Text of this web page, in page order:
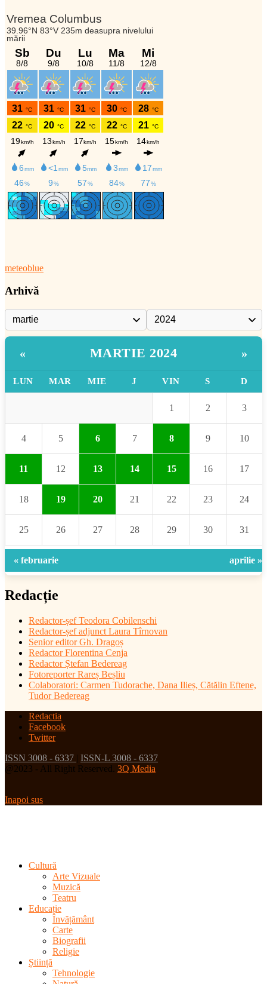
meteoblue
Arhivă
« MARTIE 2024 »
LUN MAR MIE J VIN S D
1 2 3
4 5 6 7 8 9 10
11 12 13 14 15 16 17
18 19 20 21 22 23 24
25 26 27 28 29 30 31
« februarie aprilie »
Redacție
Redactor-șefTeodora Cobilenschi
Redactor-șef adjunct Laura Tîrnovan
Senior editor Gh. Dragoș
Redactor Florentina Cenja
Redactor Ștefan Bedereag
Fotoreporter Rareș Beșliu
Colaboratori: Carmen Tudorache, Dana Ilieș, Cătălin Eftene,
Tudor Bedereag
Redactia
Facebook
Twitter
ISSN 3008 - 6337 | ISSN-L 3008 - 6337
@2023 - All Right Reserved. 3Q Media
Inapoi sus
Cultură
Arte Vizuale
Muzică
Teatru
Educație
Învățământ
Carte
Biografii
Religie
Știință
Tehnologie